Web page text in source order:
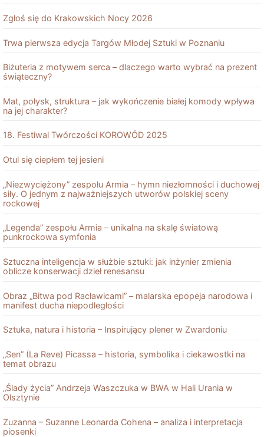
Zgłoś się do Krakowskich Nocy 2026
Trwa pierwsza edycja Targów Młodej Sztuki w Poznaniu
Biżuteria z motywem serca – dlaczego warto wybrać na prezent
świąteczny?
Mat, połysk, struktura – jak wykończenie białej komody wpływa
na jej charakter?
18. Festiwal Twórczości KOROWÓD 2025
Otul się ciepłem tej jesieni
„Niezwyciężony” zespołu Armia – hymn niezłomności i duchowej
siły. O jednym z najważniejszych utworów polskiej sceny
rockowej
„Legenda” zespołu Armia – unikalna na skalę światową
punkrockowa symfonia
Sztuczna inteligencja w służbie sztuki: jak inżynier zmienia
oblicze konserwacji dzieł renesansu
Obraz „Bitwa pod Racławicami” – malarska epopeja narodowa i
manifest ducha niepodległości
Sztuka, natura i historia – Inspirujący plener w Zwardoniu
„Sen” (La Reve) Picassa – historia, symbolika i ciekawostki na
temat obrazu
„Ślady życia” Andrzeja Waszczuka w BWA w Hali Urania w
Olsztynie
Zuzanna – Suzanne Leonarda Cohena – analiza i interpretacja
piosenki